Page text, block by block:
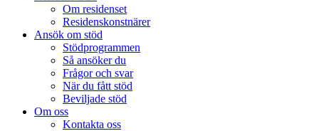
Om residenset
Residenskonstnärer
Ansök om stöd
Stödprogrammen
Så ansöker du
Frågor och svar
När du fått stöd
Beviljade stöd
Om oss
Kontakta oss